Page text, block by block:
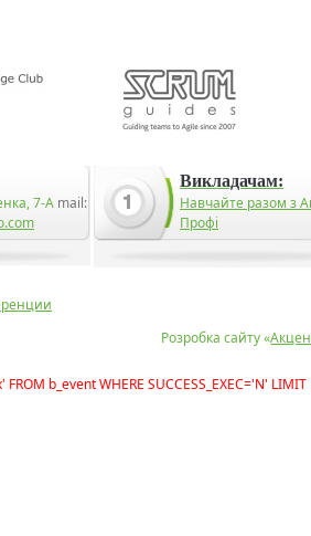
7-А mail:
Викладачам:
Навчайте разом з
Профі
Розробка сайту «
b_event WHERE SUCCESS_EXEC='N' LIMIT